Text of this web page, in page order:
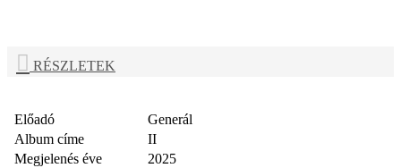
RÉSZLETEK
Előadó
Generál
Album címe
II
Megjelenés éve
2025